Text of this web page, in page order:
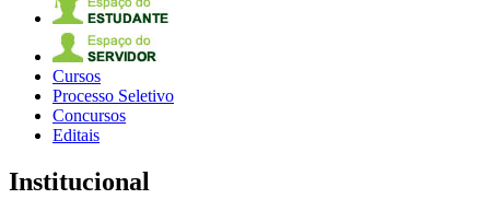
Cursos
Processo Seletivo
Concursos
Editais
Institucional